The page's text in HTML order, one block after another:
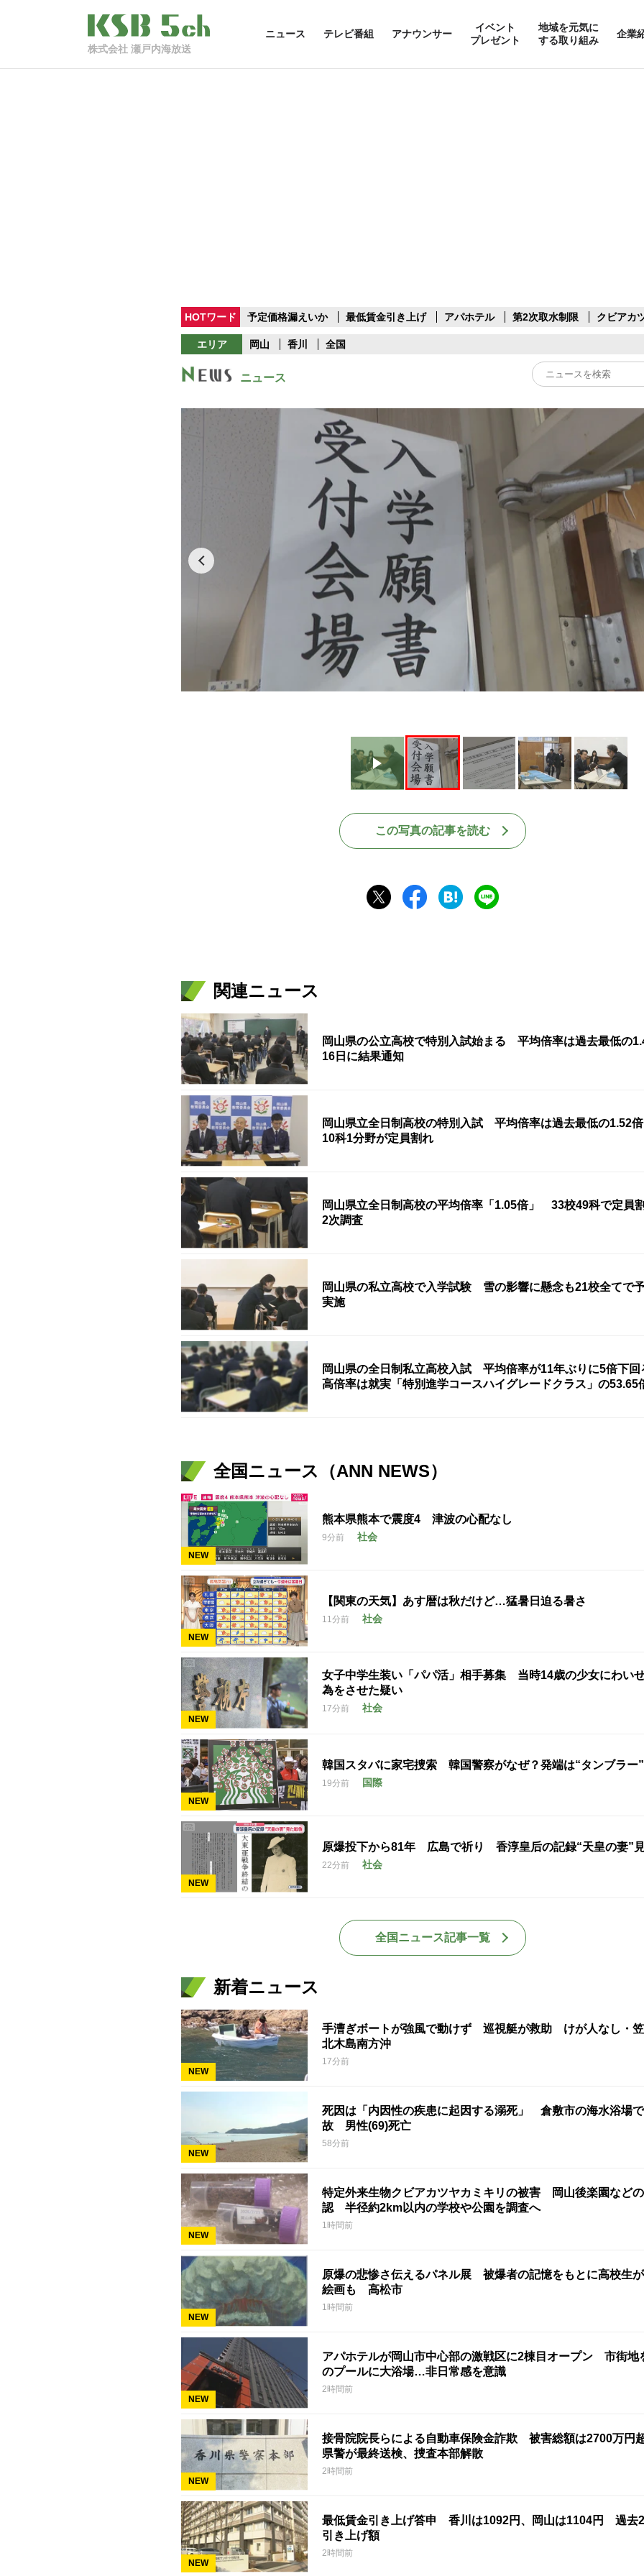
株式会社 瀬戸内海放送
ニュース テレビ番組 アナウンサー
イベント
プレゼント
地域を元気に
する取り組み
企業
HOTワード 予定価格漏えいか 最低賃金引き上げ アパホテル 第2次取水制限 クビアカ
エリア 岡山 香川 全国
ニュース
この写真の記事を読む
関連ニュース
岡山県の公立高校で特別入試始まる 平均倍率は過去最低の
16日に結果通知
岡山県立全日制高校の特別入試 平均倍率は過去最低の1.52
10科1分野が定員割れ
岡山県立全日制高校の平均倍率「1.05倍」 33校49科で定
2次調査
岡山県の私立高校で入学試験 雪の影響に懸念も21校全てで
実施
岡山県の全日制私立高校入試 平均倍率が11年ぶりに5倍下
高倍率は就実「特別進学コースハイグレードクラス」の53.65
全国ニュース（ANN NEWS）
NEW
熊本県熊本で震度4 津波の心配なし
9分前 社会
NEW
【関東の天気】あす暦は秋だけど…猛暑日迫る暑さ
11分前 社会
NEW
女子中学生装い「パパ活」相手募集 当時14歳の少女にわい
為をさせた疑い
17分前 社会
NEW
韓国スタバに家宅捜索 韓国警察がなぜ？発端は“タンブラー”
19分前 国際
NEW
原爆投下から81年 広島で祈り 香淳皇后の記録“天皇の妻”
22分前 社会
全国ニュース記事一覧
新着ニュース
NEW
手漕ぎボートが強風で動けず 巡視艇が救助 けが人なし・
北木島南方沖
17分前
NEW
死因は「内因性の疾患に起因する溺死」 倉敷市の海水浴場
故 男性(69)死亡
58分前
NEW
特定外来生物クビアカツヤカミキリの被害 岡山後楽園など
認 半径約2km以内の学校や公園を調査へ
1時間前
NEW
原爆の悲惨さ伝えるパネル展 被爆者の記憶をもとに高校生
絵画も 高松市
1時間前
NEW
アパホテルが岡山市中心部の激戦区に2棟目オープン 市街地
のプールに大浴場…非日常感を意識
2時間前
NEW
接骨院院長らによる自動車保険金詐欺 被害総額は2700万円
県警が最終送検、捜査本部解散
2時間前
NEW
最低賃金引き上げ答申 香川は1092円、岡山は1104円 過去
引き上げ額
2時間前